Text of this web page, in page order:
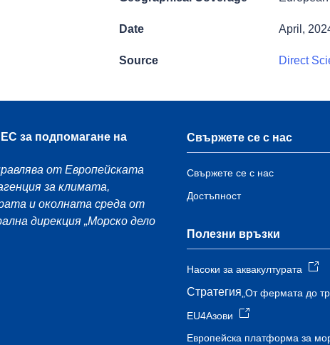
Date April,
Source Direct
за подпомагане на
от Европейската
за климата,
и околната среда от
дирекция „Морско дело
Свържете се с нас
Свържете се с нас
Достъпност
Полезни връзки
Насоки за аквакултурата
Стратегия „От фермата до
EU4Азови
Европейска платформа за